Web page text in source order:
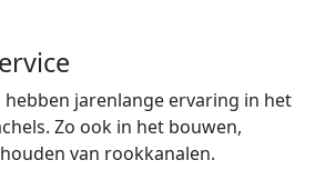
jarenlange ervaring in het
Zo ook in het bouwen,
van rookkanalen.